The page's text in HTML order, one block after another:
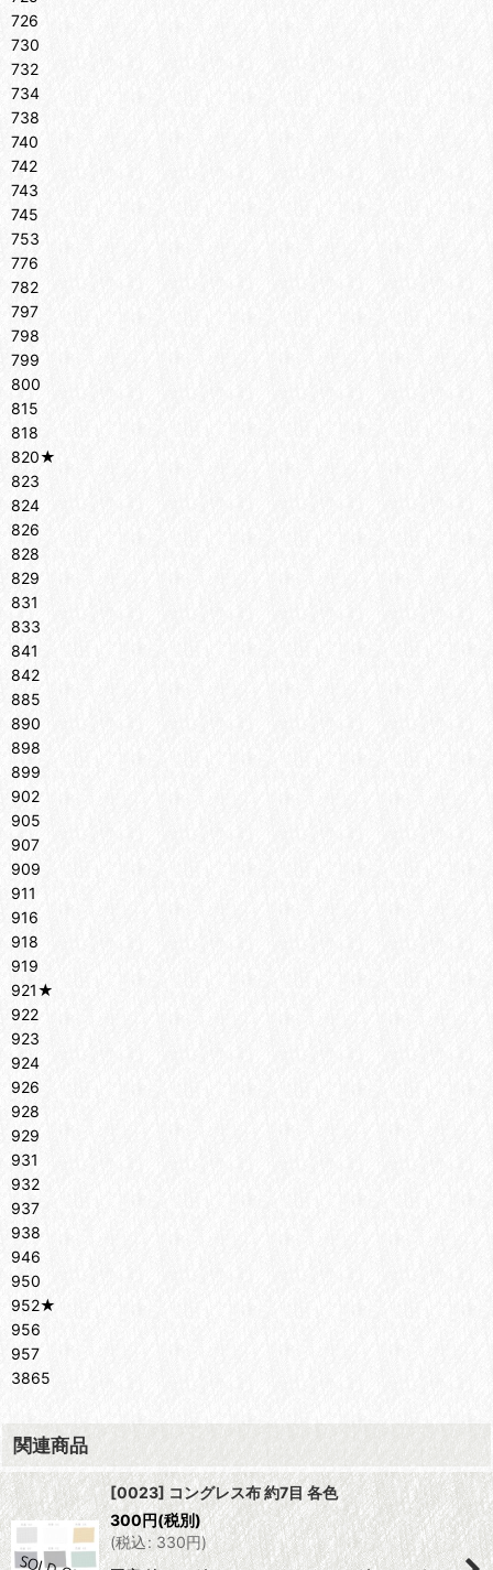
726
730
732
734
738
740
742
743
745
753
776
782
797
798
799
800
815
818
820★
823
824
826
828
829
831
833
841
842
885
890
898
899
902
905
907
909
911
916
918
919
921★
922
923
924
926
928
929
931
932
937
938
946
950
952★
956
957
3865
関連商品
[0023] コングレス布 約7目 各色
300円(税別)
(税込: 330円)